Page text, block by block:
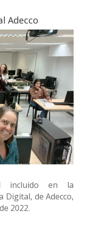
Adecco
incluido en la
Digital, de Adecco,
2022.